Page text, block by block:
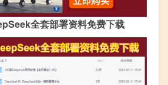
全套部署资料免费下载